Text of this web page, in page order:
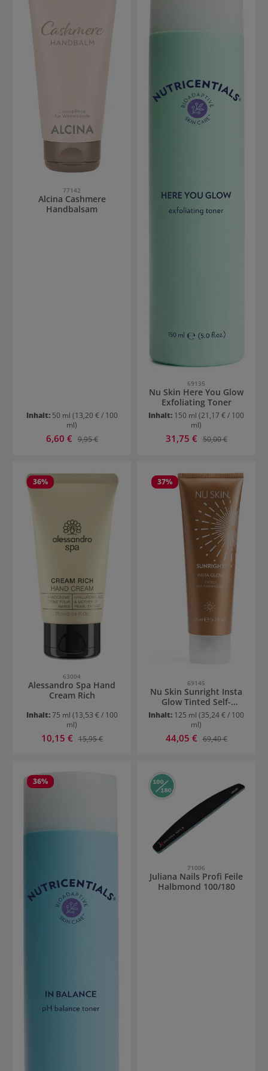
77142
Alcina Cashmere
Handbalsam
Inhalt: 50 ml (13,20 € / 100
ml)
Verkaufspreis:
6,60 € Regulärer Preis:
9,95 €
69135
Nu Skin Here You Glow
Exfoliating Toner
Inhalt: 150 ml (21,17 € / 100
ml)
Verkaufspreis:
31,75 € Regulärer Preis:
50,00 €
36%
63004
Alessandro Spa Hand
Cream Rich
Inhalt:75 ml (13,53 € / 100
ml)
Verkaufspreis:
10,15 € Regulärer Preis:
15,95 €
37%
69145
Nu Skin Sunright Insta
Glow Tinted Self-
Tanning Gel
Inhalt: 125 ml (35,24 € / 100
ml)
Verkaufspreis:
44,05 € Regulärer Preis:
69,40 €
36%
71006
Juliana Nails Profi Feile
Halbmond 100/180